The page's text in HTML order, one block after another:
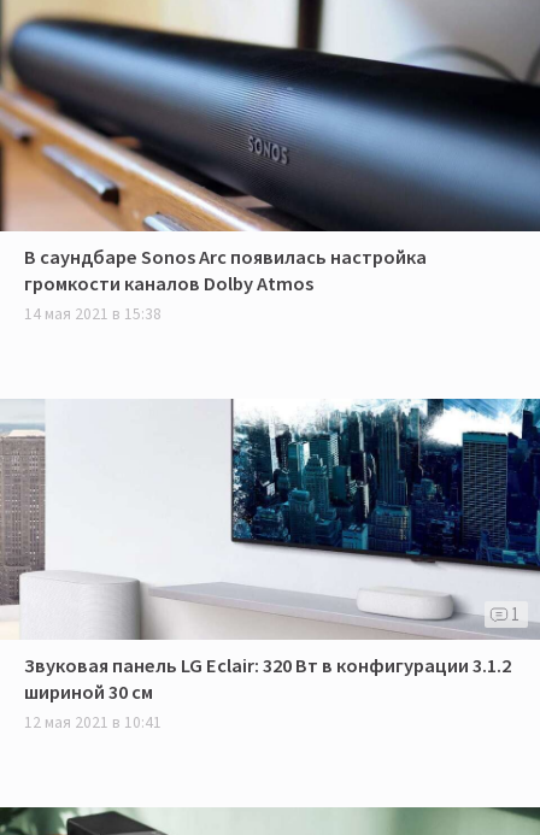
В саундбаре Sonos Arc появилась настройка
громкости каналов Dolby Atmos
14 мая 2021 в 15:38
1
Звуковая панель LG Eclair: 320 Вт в конфигурации 3.1.2
шириной 30 см
12 мая 2021 в 10:41